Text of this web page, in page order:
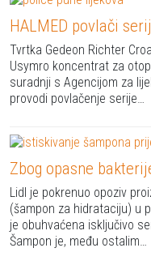
HALMED povlači
Tvrtka Gedeon Richter
Usymro koncentrat za
suradnji s Agencijom za
provodi povlačenje serije…
Zbog opasne
Lidl je pokrenuo opoziv
(šampon za hidrataciju) u
je obuhvaćena isključivo
Šampon je, među ostalim…